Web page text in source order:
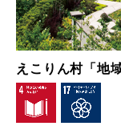
えこりん村「地